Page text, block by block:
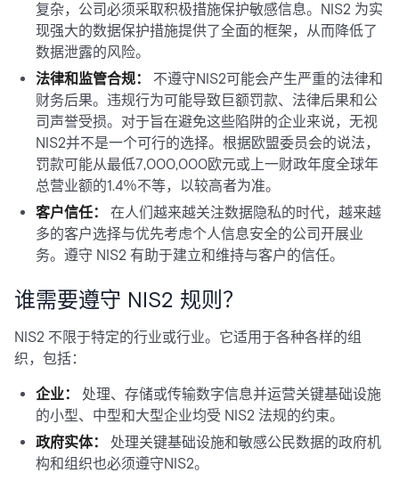
复杂，公司必须采取积极措施保护敏感信息。NIS2 为实
现强大的数据保护措施提供了全面的框架，从而降低了
数据泄露的风险。
法律和监管合规： 不遵守NIS2可能会产生严重的法律和
财务后果。违规行为可能导致巨额罚款、法律后果和公
司声誉受损。对于旨在避免这些陷阱的企业来说，无视
NIS2并不是一个可行的选择。根据欧盟委员会的说法，
罚款可能从最低7,000,000欧元或上一财政年度全球年
总营业额的1.4％不等，以较高者为准。
客户信任： 在人们越来越关注数据隐私的时代，越来越
多的客户选择与优先考虑个人信息安全的公司开展业
务。遵守 NIS2 有助于建立和维持与客户的信任。
谁需要遵守 NIS2 规则？
NIS2 不限于特定的行业或行业。它适用于各种各样的组
织，包括：
企业： 处理、存储或传输数字信息并运营关键基础设施
的小型、中型和大型企业均受 NIS2 法规的约束。
政府实体： 处理关键基础设施和敏感公民数据的政府机
构和组织也必须遵守NIS2。